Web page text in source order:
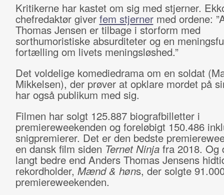
Kritikerne har kastet om sig med stjerner.
chefredaktør giver fem stjernermed ordene:
Thomas Jensen er tilbage i storform med
sorthumoristiske absurditeter og en
fortælling om livets meningsløshed.”
Det voldelige komediedrama om en soldat
Mikkelsen), der prøver at opklare mordet på
har også publikum med sig.
Filmen har solgt 125.887 biografbilletter i
premiereweekenden og foreløbigt 150.486
snigpremierer. Det er den bedste
en dansk film siden Ternet Ninjafra 2018. Og
langt bedre end Anders Thomas Jensens
rekordholder, Mænd & høns, der solgte
premiereweekenden.